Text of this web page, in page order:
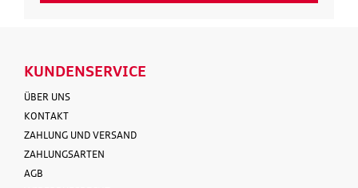
KUNDENSERVICE
ÜBER UNS
KONTAKT
ZAHLUNG UND VERSAND
ZAHLUNGSARTEN
AGB